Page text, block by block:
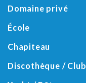
Domaine privé
École
Chapiteau
Discothèque / Club